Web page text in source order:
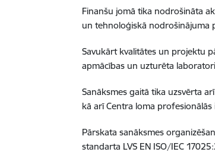
Finanšu jomā tika nodrošināta
un tehnoloģiskā nodrošinājuma
Savukārt kvalitātes un projektu
apmācības un uzturēta
Sanāksmes gaitā tika uzsvērta
kā arī Centra loma
Pārskata sanāksmes
standarta LVS EN ISO/IEC